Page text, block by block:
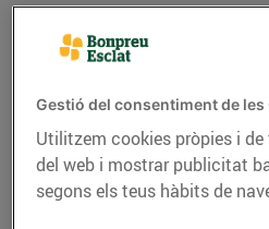
Gestió del consentiment de les
Utilitzem cookies pròpies i de
del web i mostrar publicitat
segons els teus hàbits de